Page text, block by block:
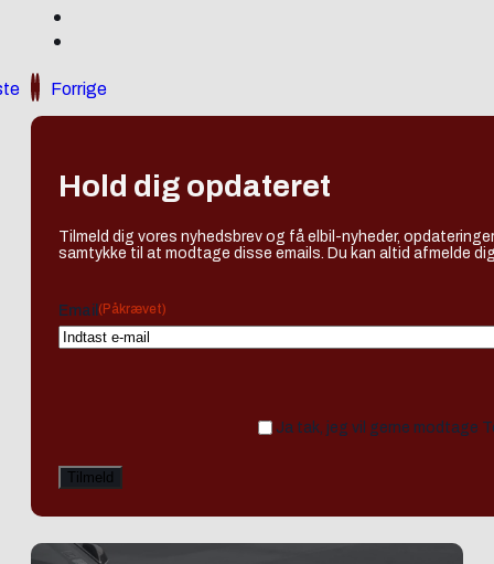
Forrige
Hold dig opdateret
Tilmeld dig vores nyhedsbrev og få elbil-nyheder,
samtykke til at modtage disse emails. Du kan altid afmelde
Email (Påkrævet)
Ja tak, jeg vil gerne modtage